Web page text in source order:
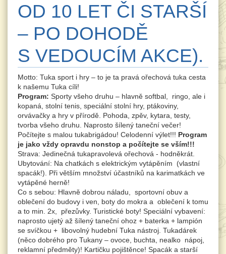
OD 10 LET ČI STARŠÍ
– PO DOHODĚ
S VEDOUCÍM AKCE).
Motto: Tuka sport i hry – to je ta pravá ořechová tuka cesta
k našemu Tuka cíli!
Program: Sporty všeho druhu – hlavně softbal, ringo, ale i
kopaná, stolní tenis, speciální stolní hry, ptákoviny,
orvávačky a hry v přírodě. Pohoda, zpěv, kytara, testy,
tvorba všeho druhu. Naprosto šílený taneční večer!
Počítejte s malou tukabrigádou! Celodenní výlet!!! Program
je jako vždy opravdu nonstop a počítejte se vším!!!
Strava: Jedinečná tukapravolevá ořechová - hodněkrát.
Ubytování: Na chatkách s elektrickým vytápěním (vlastní
spacák!). Při větším množství účastníků na karimatkách ve
vytápěné herně!
Co s sebou: Hlavně dobrou náladu, sportovní obuv a
oblečení do budovy i ven, boty do mokra a oblečení k tomu
a to min. 2x, přezůvky. Turistické boty! Speciální vybavení:
naprosto ujetý až šílený taneční ohoz + baterka + lampión
se svíčkou + libovolný hudební Tuka nástroj. Tukadárek
(něco dobrého pro Tukany – ovoce, buchta, nealko nápoj,
reklamní předměty)! Kartičku pojištěnce! Spacák a starší